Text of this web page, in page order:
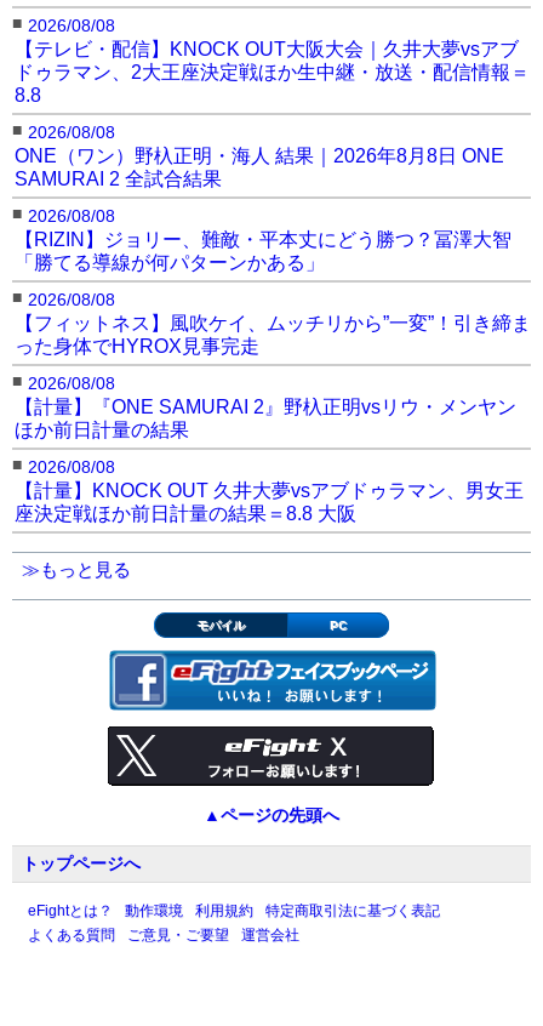
■ 2026/08/08
【テレビ・配信】KNOCK OUT大阪大会｜久井大夢vsアブ
ドゥラマン、2大王座決定戦ほか生中継・放送・配信情報＝
8.8
■ 2026/08/08
ONE（ワン）野杁正明・海人 結果｜2026年8月8日 ONE
SAMURAI 2 全試合結果
■ 2026/08/08
【RIZIN】ジョリー、難敵・平本丈にどう勝つ？冨澤大智
「勝てる導線が何パターンかある」
■ 2026/08/08
【フィットネス】風吹ケイ、ムッチリから”一変”！引き締ま
った身体でHYROX見事完走
■ 2026/08/08
【計量】『ONE SAMURAI 2』野杁正明vsリウ・メンヤン
ほか前日計量の結果
■ 2026/08/08
【計量】KNOCK OUT 久井大夢vsアブドゥラマン、男女王
座決定戦ほか前日計量の結果＝8.8 大阪
≫もっと見る
モバイル PC
▲ページの先頭へ
トップページへ
eFightとは？ 動作環境 利用規約
特定商取引法に基づく表記
よくある質問
ご意見・ご要望 運営会社